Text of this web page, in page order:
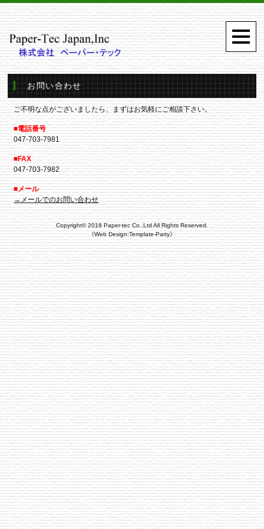
お問い合わせ
ご不明な点がございましたら、まずはお気軽にご相談下さい。
■電話番号
047-703-7981
■FAX
047-703-7982
■メール
→メールでのお問い合わせ
Copyright©2018 Paper-tec Co.,Ltd All Rights Reserved.
《Web Design:Template-Party》